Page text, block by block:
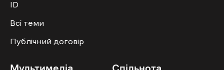
ID
Всі теми
Публічний договір